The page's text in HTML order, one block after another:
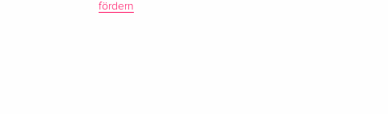
fördern